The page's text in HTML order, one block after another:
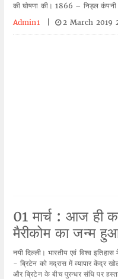
की घोषणा की। 1866 – निड्ल
Admin1
2 March 2019
01 मार्च : आज ही
मैरीकोम का जन्म
नयी दिल्ली। भारतीय एवं विश्व
- ब्रिटेन को मद्रास में व्यापार केंद्र
और ब्रिटेन के बीच पुरन्धर संधि पर